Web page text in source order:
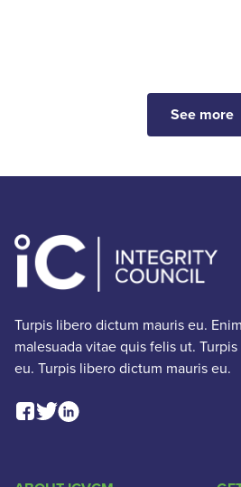
See more
Turpis libero dictum mauris eu.
malesuada vitae quis felis ut.
eu. Turpis libero dictum mauris eu.
Facebook Social Link
Twitter Social Link
Linkedin Social Link